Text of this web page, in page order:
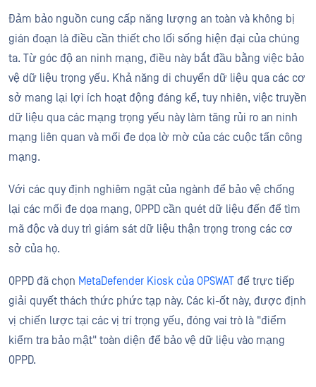
Đảm bảo nguồn cung cấp năng lượng an toàn và không bị
gián đoạn là điều cần thiết cho lối sống hiện đại của chúng
ta. Từ góc độ an ninh mạng, điều này bắt đầu bằng việc bảo
vệ dữ liệu trọng yếu. Khả năng di chuyển dữ liệu qua các cơ
sở mang lại lợi ích hoạt động đáng kể, tuy nhiên, việc truyền
dữ liệu qua các mạng trọng yếu này làm tăng rủi ro an ninh
mạng liên quan và mối đe dọa lờ mờ của các cuộc tấn công
mạng.
Với các quy định nghiêm ngặt của ngành để bảo vệ chống
lại các mối đe dọa mạng, OPPD cần quét dữ liệu đến để tìm
mã độc và duy trì giám sát dữ liệu thận trọng trong các cơ
sở của họ.
OPPD đã chọn MetaDefender Kiosk của OPSWAT để trực tiếp
giải quyết thách thức phức tạp này. Các ki-ốt này, được định
vị chiến lược tại các vị trí trọng yếu, đóng vai trò là "điểm
kiểm tra bảo mật" toàn diện để bảo vệ dữ liệu vào mạng
OPPD.